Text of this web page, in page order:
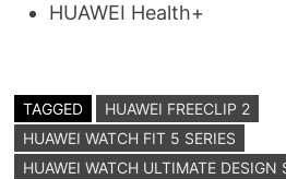
HUAWEI Health+
TAGGED
HUAWEI FREECLIP 2
HUAWEI WATCH FIT 5 SERIES
HUAWEI WATCH ULTIMATE DESIGN